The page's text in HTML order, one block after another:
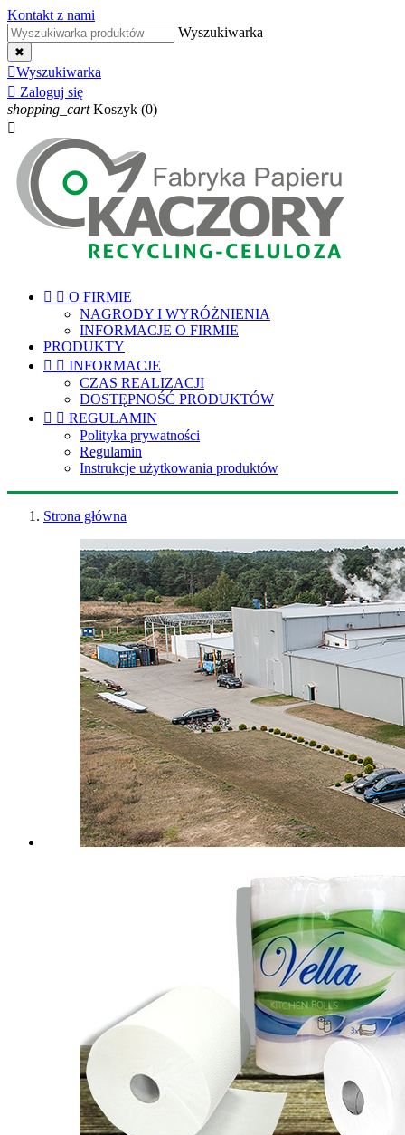
Kontakt z nami
Wyszukiwarka
✖
Wyszukiwarka
 Zaloguj się
shopping_cart Koszyk (0)

  O FIRMIE
NAGRODY I WYRÓŻNIENIA
INFORMACJE O FIRMIE
PRODUKTY
  INFORMACJE
CZAS REALIZACJI
DOSTĘPNOŚĆ PRODUKTÓW
  REGULAMIN
Polityka prywatności
Regulamin
Instrukcje użytkowania produktów
Strona główna